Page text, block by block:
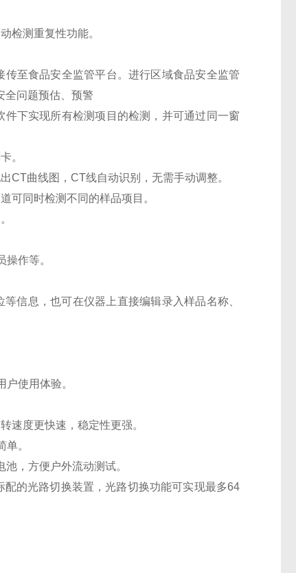
检测重复性功能。
至食品安全监管平台。进行区域食品安全监管
全问题预估、预警
下实现所有检测项目的检测，并可通过同一窗
。
CT曲线图，CT线自动识别，无需手动调整。
可同时检测不同的样品项目。
操作等。
信息，也可在仪器上直接编辑录入样品名称、
户使用体验。
速度更快速，稳定性更强。
单。
池，方便户外流动测试。
的光路切换装置，光路切换功能可实现最多64